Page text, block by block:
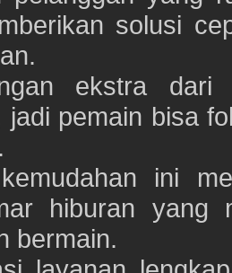
solusi
ekstra dari
jadi pemain bisa
ini
hiburan yang
bermain.